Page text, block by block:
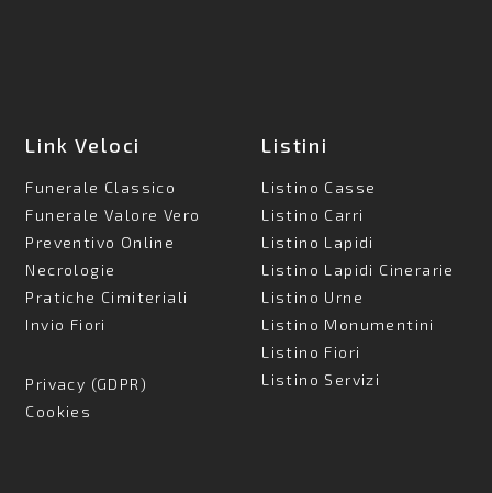
Link Veloci
Funerale Classico
Funerale Valore Vero
Preventivo Online
Necrologie
Pratiche Cimiteriali
Invio Fiori
Privacy (GDPR)
Cookies
Listini
Listino Casse
Listino Carri
Listino Lapidi
Listino Lapidi Cinerarie
Listino Urne
Listino Monumentini
Listino Fiori
Listino Servizi